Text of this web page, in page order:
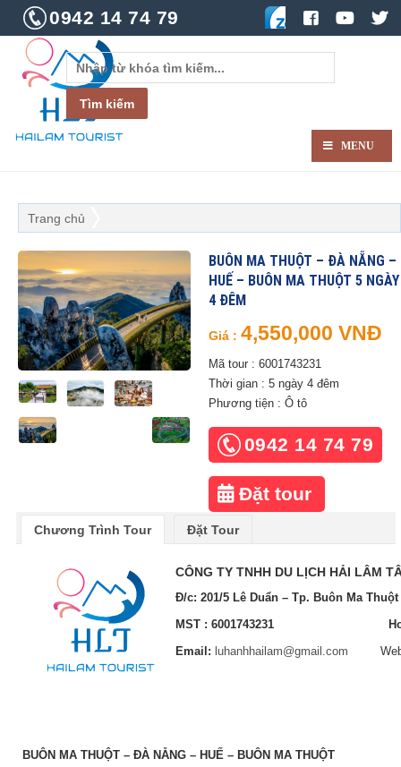
0942 14 74 79
MENU
Trang chủ
BUÔN MA THUỘT – ĐÀ NẴNG –
HUẾ – BUÔN MA THUỘT 5 NGÀY
4 ĐÊM
Giá : 4,550,000 VNĐ
Mã tour : 6001743231
Thời gian : 5 ngày 4 đêm
Phương tiện : Ô tô
0942 14 74 79
Đặt tour
Chương Trình Tour Đặt Tour
CÔNG TY TNHH DU LỊCH HẢI LÂM
Đ/c: 201/5 Lê Duẩn – Tp. Buôn Ma
MST : 6001743231
Email: luhanhhailam@gmail.com
BUÔN MA THUỘT – ĐÀ NẴNG – HUẾ – BUÔN MA THUỘT